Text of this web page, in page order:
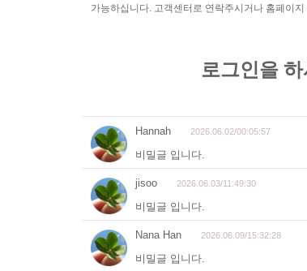
가능하십니다. 고객센터로 연락주시거나 홈페이